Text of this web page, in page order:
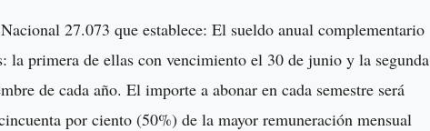
27.073 que establece: El sueldo anual complementario
la primera de ellas con vencimiento el 30 de junio y la segunda
de cada año. El importe a abonar en cada semestre será
por ciento (50%) de la mayor remuneración mensual